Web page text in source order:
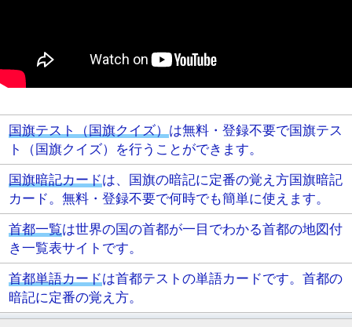
国旗テスト（国旗クイズ）は無料・登録不要で国旗テス
ト（国旗クイズ）を行うことができます。
国旗暗記カードは、国旗の暗記に定番の覚え方国旗暗記
カード。無料・登録不要で何時でも簡単に使えます。
首都一覧は世界の国の首都が一目でわかる首都の地図付
き一覧表サイトです。
首都単語カードは首都テストの単語カードです。首都の
暗記に定番の覚え方。